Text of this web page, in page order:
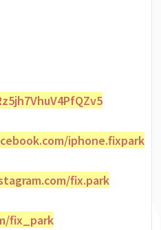
iphone.fixpark
fix.park
fix_park